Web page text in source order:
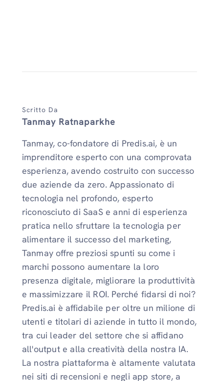
Scritto Da
Tanmay Ratnaparkhe
Tanmay, co-fondatore di Predis.ai, è un
imprenditore esperto con una comprovata
esperienza, avendo costruito con successo
due aziende da zero. Appassionato di
tecnologia nel profondo, esperto
riconosciuto di SaaS e anni di esperienza
pratica nello sfruttare la tecnologia per
alimentare il successo del marketing,
Tanmay offre preziosi spunti su come i
marchi possono aumentare la loro
presenza digitale, migliorare la produttività
e massimizzare il ROI. Perché fidarsi di noi?
Predis.ai è affidabile per oltre un milione di
utenti e titolari di aziende in tutto il mondo,
tra cui leader del settore che si affidano
all'output e alla creatività della nostra IA.
La nostra piattaforma è altamente valutata
nei siti di recensioni e negli app store, a